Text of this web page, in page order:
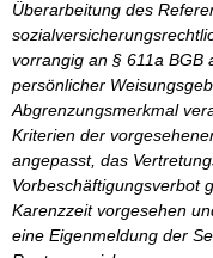
Überarbeitung des
vorrangig an § 611a BGB
persönlicher
Abgrenzungsmerkmal
Kriterien der
angepasst, das
Vorbeschäftigungsverbot
Karenzzeit vorgesehen
eine Eigenmeldung der